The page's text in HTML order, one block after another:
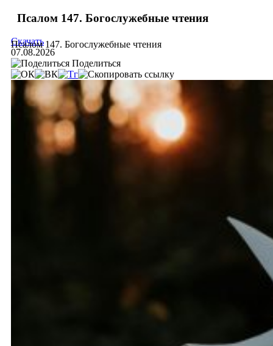
Псалом 147. Богослужебные чтения
Псалом 147. Богослужебные чтения
Скачать
07.08.2026
Поделиться